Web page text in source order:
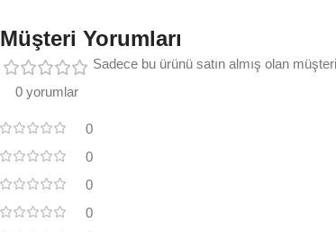
Müşteri Yorumları
0 yorumlar
0
0
0
0
Sadece bu ürünü satın almış olan